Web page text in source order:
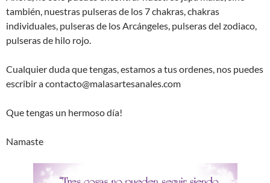
también, nuestras pulseras de los 7 chakras, chakras
individuales, pulseras de los Arcángeles, pulseras del zodiaco,
pulseras de hilo rojo.
Cualquier duda que tengas, estamos a tus ordenes, nos puedes
escribir a contacto@malasartesanales.com
Que tengas un hermoso día!
Namaste